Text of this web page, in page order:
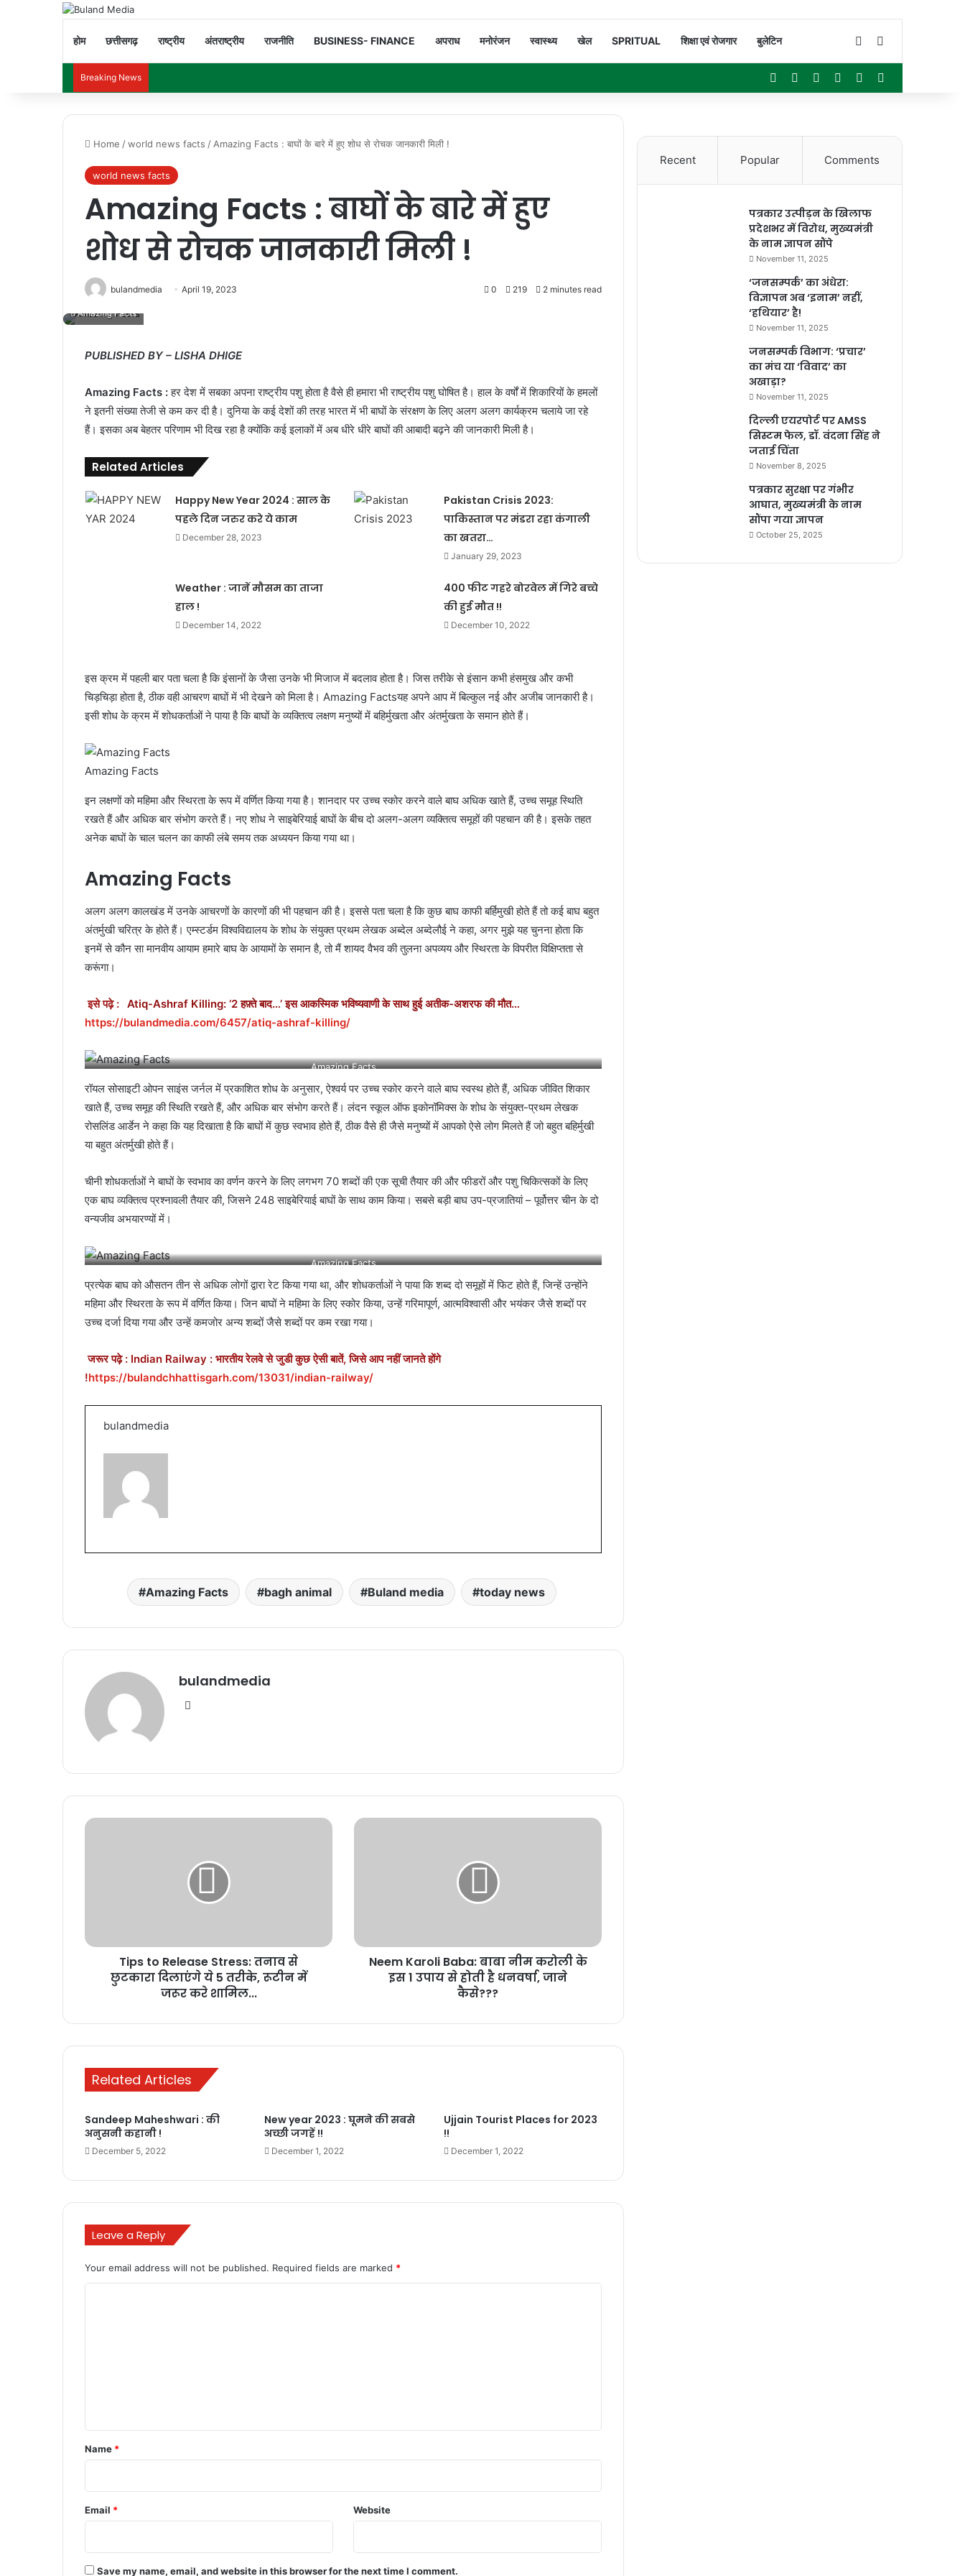
होम छत्तीसगढ़ राष्ट्रीय अंतराष्ट्रीय राजनीति BUSINESS- FINANCE अपराध मनोरंजन स्वास्थ्य खेल SPRITUAL शिक्षा एवं रोजगार बुलेटिन Switch skin
Breaking News Facebook YouTubeInstagramWhatsApp
Home /world news facts / Amazing Facts : बाघों के बारे में हुए शोध से रोचक जानकारी मिली !
world news facts
Amazing Facts : बाघों के बारे में हुए
शोध से रोचक जानकारी मिली !
bulandmedia April 19, 2023 0 219 2 minutes read
Amazing Facts
PUBLISHED BY – LISHA DHIGE
Amazing Facts :हर देश में सबका अपना राष्ट्रीय पशु होता है वैसे ही हमारा भी राष्ट्रीय पशु घोषित है। हाल के वर्षों में शिकारियों के हमलों
ने इतनी संख्या तेजी से कम कर दी है। दुनिया के कई देशों की तरह भारत में भी बाघों के संरक्षण के लिए अलग अलग कार्यक्रम चलाये जा रहे
हैं। इसका अब बेहतर परिणाम भी दिख रहा है क्योंकि कई इलाकों में अब धीरे धीरे बाघों की आबादी बढ़ने की जानकारी मिली है।
Related Articles
Happy New Year 2024 : साल के
पहले दिन जरुर करे ये काम
December 28, 2023
Pakistan Crisis 2023:
पाकिस्तान पर मंडरा रहा कंगाली
का खतरा…
January 29, 2023
Weather : जानें मौसम का ताजा
हाल !
December 14, 2022
400 फीट गहरे बोरवेल में गिरे बच्चे
की हुई मौत !!
December 10, 2022
इस क्रम में पहली बार पता चला है कि इंसानों के जैसा उनके भी मिजाज में बदलाव होता है। जिस तरीके से इंसान कभी हंसमुख और कभी
चिड़चिड़ा होता है, ठीक वही आचरण बाघों में भी देखने को मिला है। Amazing Factsयह अपने आप में बिल्कुल नई और अजीब जानकारी है।
इसी शोध के क्रम में शोधकर्ताओं ने पाया है कि बाघों के व्यक्तित्व लक्षण मनुष्यों में बहिर्मुखता और अंतर्मुखता के समान होते हैं।
Amazing Facts
इन लक्षणों को महिमा और स्थिरता के रूप में वर्णित किया गया है। शानदार पर उच्च स्कोर करने वाले बाघ अधिक खाते हैं, उच्च समूह स्थिति
रखते हैं और अधिक बार संभोग करते हैं। नए शोध ने साइबेरियाई बाघों के बीच दो अलग-अलग व्यक्तित्व समूहों की पहचान की है। इसके तहत
अनेक बाघों के चाल चलन का काफी लंबे समय तक अध्ययन किया गया था।
Amazing Facts
अलग अलग कालखंड में उनके आचरणों के कारणों की भी पहचान की है। इससे पता चला है कि कुछ बाघ काफी बर्हिमुखी होते हैं तो कई बाघ बहुत
अंतर्मुखी चरित्र के होते हैं। एम्स्टर्डम विश्वविद्यालय के शोध के संयुक्त प्रथम लेखक अब्देल अब्देलौई ने कहा, अगर मुझे यह चुनना होता कि
इनमें से कौन सा मानवीय आयाम हमारे बाघ के आयामों के समान है, तो मैं शायद वैभव की तुलना अपव्यय और स्थिरता के विपरीत विक्षिप्तता से
करूंगा।
इसे पढ़े : Atiq-Ashraf Killing: ‘2 हफ़्ते बाद…’ इस आकस्मिक भविष्यवाणी के साथ हुई अतीक-अशरफ की मौत…
https://bulandmedia.com/6457/atiq-ashraf-killing/
Amazing Facts
रॉयल सोसाइटी ओपन साइंस जर्नल में प्रकाशित शोध के अनुसार, ऐश्वर्य पर उच्च स्कोर करने वाले बाघ स्वस्थ होते हैं, अधिक जीवित शिकार
खाते हैं, उच्च समूह की स्थिति रखते हैं, और अधिक बार संभोग करते हैं। लंदन स्कूल ऑफ इकोनॉमिक्स के शोध के संयुक्त-प्रथम लेखक
रोसलिंड आर्डेन ने कहा कि यह दिखाता है कि बाघों में कुछ स्वभाव होते हैं, ठीक वैसे ही जैसे मनुष्यों में आपको ऐसे लोग मिलते हैं जो बहुत बहिर्मुखी
या बहुत अंतर्मुखी होते हैं।
चीनी शोधकर्ताओं ने बाघों के स्वभाव का वर्णन करने के लिए लगभग 70 शब्दों की एक सूची तैयार की और फीडरों और पशु चिकित्सकों के लिए
एक बाघ व्यक्तित्व प्रश्नावली तैयार की, जिसने 248 साइबेरियाई बाघों के साथ काम किया। सबसे बड़ी बाघ उप-प्रजातियां – पूर्वोत्तर चीन के दो
वन्यजीव अभयारण्यों में।
Amazing Facts
प्रत्येक बाघ को औसतन तीन से अधिक लोगों द्वारा रेट किया गया था, और शोधकर्ताओं ने पाया कि शब्द दो समूहों में फिट होते हैं, जिन्हें उन्होंने
महिमा और स्थिरता के रूप में वर्णित किया। जिन बाघों ने महिमा के लिए स्कोर किया, उन्हें गरिमापूर्ण, आत्मविश्वासी और भयंकर जैसे शब्दों पर
उच्च दर्जा दिया गया और उन्हें कमजोर अन्य शब्दों जैसे शब्दों पर कम रखा गया।
जरूर पढ़े : Indian Railway : भारतीय रेलवे से जुडी कुछ ऐसी बातें, जिसे आप नहीं जानते होंगे
!https://bulandchhattisgarh.com/13031/indian-railway/
bulandmedia
Amazing Facts bagh animal Buland media today news
bulandmedia
Tips
ये
Tips to Release Stress: तनाव से
छुटकारा दिलाएंगे ये 5 तरीके, रूटीन में
जरूर करे शामिल...
Neem
1
उपायNeem Karoli Baba: बाबा नीम करोली के
इस 1 उपाय से होती है धनवर्षा, जाने
कैसे???
Related Articles
Sandeep Maheshwari : की
अनुसनी कहानी !
December 5, 2022
New year 2023 : घूमने की सबसे
अच्छी जगहें !!
December 1, 2022
Ujjain Tourist Places for 2023
!!
December 1, 2022
Leave a Reply
Your email address will not be published. Required fields are marked *
*
Name *
Email * Website
Save my name, email, and website in this browser for the next time I comment.
Recent Popular Comments
पत्रकार उत्पीड़न के खिलाफ
प्रदेशभर में विरोध, मुख्यमंत्री
के नाम ज्ञापन सौंपे
November 11, 2025
‘जनसम्पर्क’ का अंधेरा:
विज्ञापन अब ‘इनाम’ नहीं,
‘हथियार’ है!
November 11, 2025
जनसम्पर्क विभाग: ‘प्रचार’
का मंच या ‘विवाद’ का
अखाड़ा?
November 11, 2025
दिल्ली एयरपोर्ट पर AMSS
सिस्टम फेल, डॉ. वंदना सिंह ने
जताई चिंता
November 8, 2025
पत्रकार सुरक्षा पर गंभीर
आघात, मुख्यमंत्री के नाम
सौंपा गया ज्ञापन
October 25, 2025